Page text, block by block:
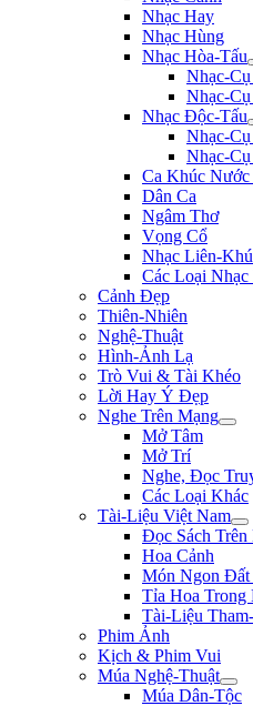
Nhạc Hay
Nhạc Hùng
Nhạc Hòa-Tấu
Nhạc-
Nhạc-
Nhạc Độc-Tấu
Nhạc-
Nhạc-
Ca Khúc Nước
Dân Ca
Ngâm Thơ
Vọng Cổ
Nhạc Liên-
Các Loại Nhạc
Cảnh Đẹp
Thiên-Nhiên
Nghệ-Thuật
Hình-Ảnh Lạ
Trò Vui & Tài Khéo
Lời Hay Ý Đẹp
Nghe Trên Mạng
Mở Tâm
Mở Trí
Nghe, Đọc
Các Loại Khác
Tài-Liệu Việt Nam
Đọc Sách Trên
Hoa Cảnh
Món Ngon Đất
Tỉa Hoa Trong
Tài-Liệu
Phim Ảnh
Kịch & Phim Vui
Múa Nghệ-Thuật
Múa Dân-Tộc